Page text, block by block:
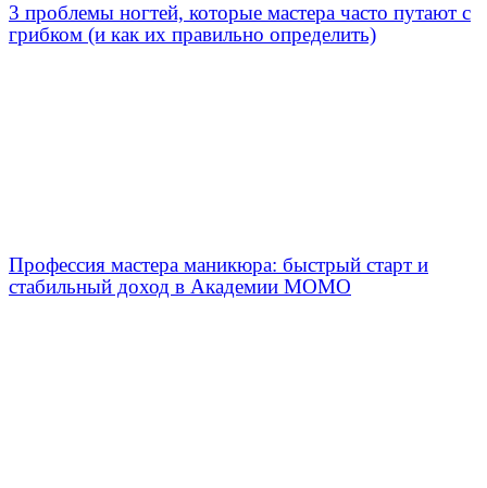
3 проблемы ногтей, которые мастера часто путают с
грибком (и как их правильно определить)
Профессия мастера маникюра: быстрый старт и
стабильный доход в Академии МОМО